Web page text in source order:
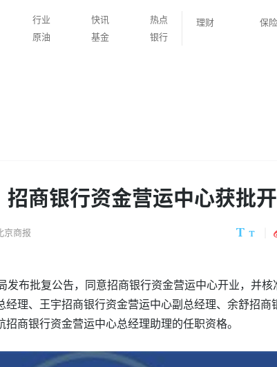
行业 快讯
热点
原油 基金 银行
理财 保险
商银行资金营运中心获批
京商报
发布批复公告，同意招商银行资金营运中心开业，并核
经理、王宇招商银行资金营运中心副总经理、余舒招商
商银行资金营运中心总经理助理的任职资格。